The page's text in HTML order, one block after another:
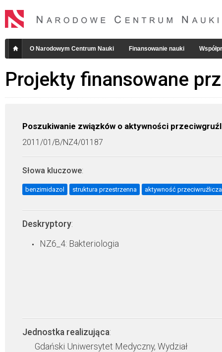
O Narodowym Centrum Nauki Finansowanie nauki
Projekty finansowane
Poszukiwanie związków o aktywności
2011/01/B/NZ4/01187
Słowa kluczowe:
benzimidazol struktura przestrzenna aktywność przeciwruźlicza
Deskryptory:
NZ6_4: Bakteriologia
Jednostka realizująca:
Gdański Uniwersytet Medyczny, Wydział